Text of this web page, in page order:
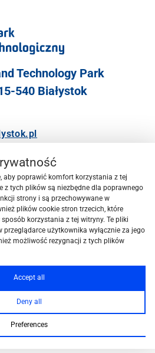
Technology Park
540 Białystok
aby poprawić komfort korzystania z tej
z tych plików są niezbędne dla poprawnego
strony i są przechowywane w
plików cookie stron trzecich, które
korzystania z tej witryny. Te pliki
przeglądarce użytkownika wyłącznie za jego
możliwość rezygnacji z tych plików
Accept all
Deny all
Preferences